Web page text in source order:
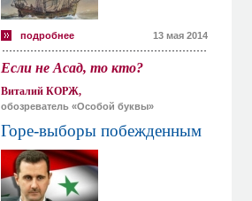
подробнее 13 мая 2014
Если не Асад, то кто?
Виталий КОРЖ,
обозреватель «Особой буквы»
Горе-выборы побежденным